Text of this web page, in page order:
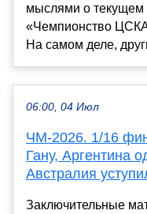
мыслями о текущем
«Чемпионство
На самом деле,
06:00, 04 Июл
ЧМ-2026. 1/16
Гану, Аргентина
Австралия
Заключительные